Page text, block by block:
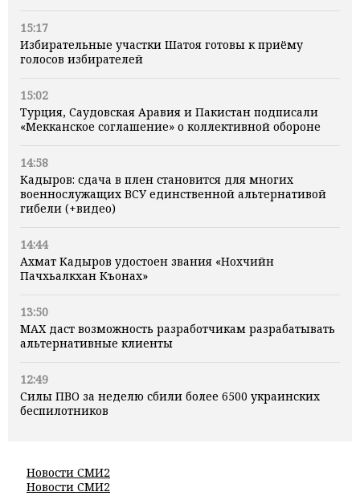
15:17
Избирательные участки Шатоя готовы к приёму
голосов избирателей
15:02
Турция, Саудовская Аравия и Пакистан подписали
«Мекканское соглашение» о коллективной обороне
14:58
Кадыров: сдача в плен становится для многих
военнослужащих ВСУ единственной альтернативой
гибели (+видео)
14:44
Ахмат Кадыров удостоен звания «Нохчийн
Пачхьалкхан Къонах»
13:50
MAX даст возможность разработчикам разрабатывать
альтернативные клиенты
12:49
Силы ПВО за неделю сбили более 6500 украинских
беспилотников
Новости СМИ2
Новости СМИ2